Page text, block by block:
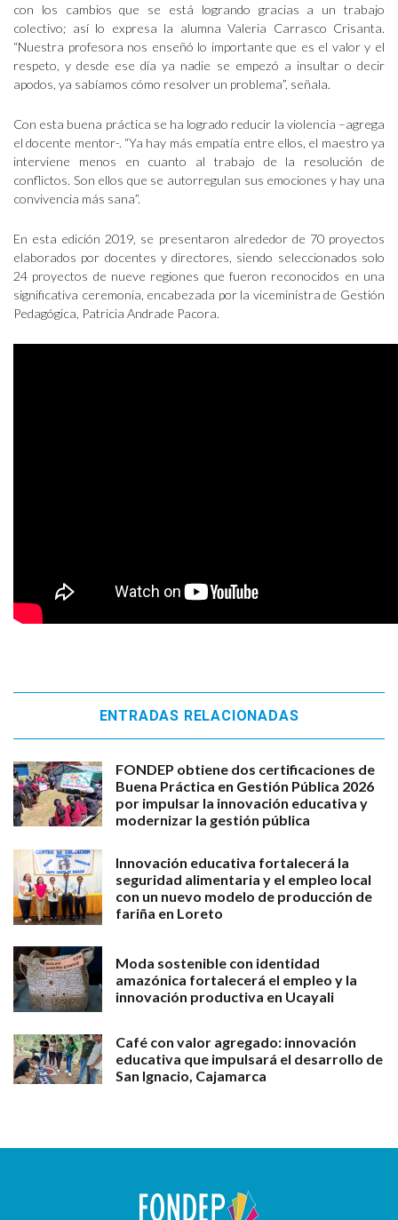
con los cambios que se está logrando gracias a un trabajo
colectivo; así lo expresa la alumna Valeria Carrasco Crisanta.
“Nuestra profesora nos enseñó lo importante que es el valor y el
respeto, y desde ese día ya nadie se empezó a insultar o decir
apodos, ya sabíamos cómo resolver un problema”, señala.
Con esta buena práctica se ha logrado reducir la violencia –agrega
el docente mentor-. “Ya hay más empatía entre ellos, el maestro ya
interviene menos en cuanto al trabajo de la resolución de
conflictos. Son ellos que se autorregulan sus emociones y hay una
convivencia más sana”.
En esta edición 2019, se presentaron alrededor de 70 proyectos
elaborados por docentes y directores, siendo seleccionados solo
24 proyectos de nueve regiones que fueron reconocidos en una
significativa ceremonia, encabezada por la viceministra de Gestión
Pedagógica, Patricia Andrade Pacora.
ENTRADAS RELACIONADAS
FONDEP obtiene dos certificaciones de
Buena Práctica en Gestión Pública 2026
por impulsar la innovación educativa y
modernizar la gestión pública
Innovación educativa fortalecerá la
seguridad alimentaria y el empleo local
con un nuevo modelo de producción de
fariña en Loreto
Moda sostenible con identidad
amazónica fortalecerá el empleo y la
innovación productiva en Ucayali
Café con valor agregado: innovación
educativa que impulsará el desarrollo de
San Ignacio, Cajamarca